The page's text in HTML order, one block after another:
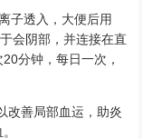
子透入，大便后用
会阴部，并连接在直
分钟，每日一次，
改善局部血运，助炎